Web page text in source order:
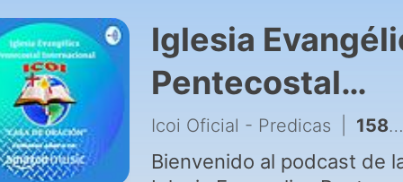
Iglesia
Pentecostal
Internacional
"Casa de
Icoi Oficial - Predicas 158 - ALABANZAS
Bienvenido al podcast de